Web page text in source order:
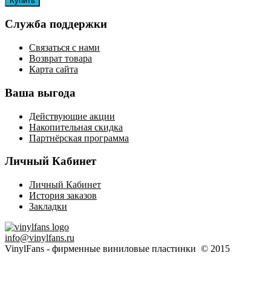
Служба поддержки
Связаться с нами
Возврат товара
Карта сайта
Ваша выгода
Действующие акции
Накопительная скидка
Партнёрская программа
Личный Кабинет
Личный Кабинет
История заказов
Закладки
info@vinylfans.ru
VinylFans - фирменные виниловые пластинки © 2015